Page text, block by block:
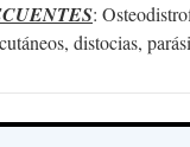
:
distocias,